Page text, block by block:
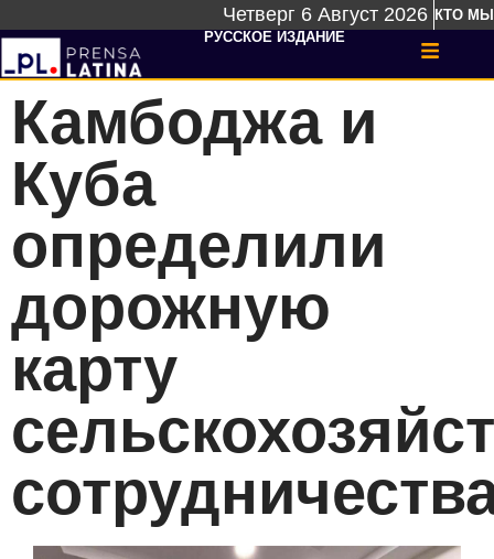
Четверг 6 Август 2026 КТО МЫ
РУССКОЕ ИЗДАНИЕ
Камбоджа и
Куба
определили
дорожную
карту